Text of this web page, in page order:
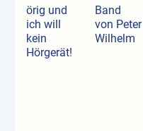
örig und
ich will
kein
Hörgerät!
Band
von Peter
Wilhelm